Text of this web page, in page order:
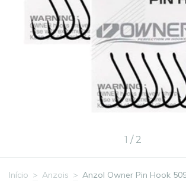
1 / 2
Início > Anzois > Anzol Owner Pin Hook